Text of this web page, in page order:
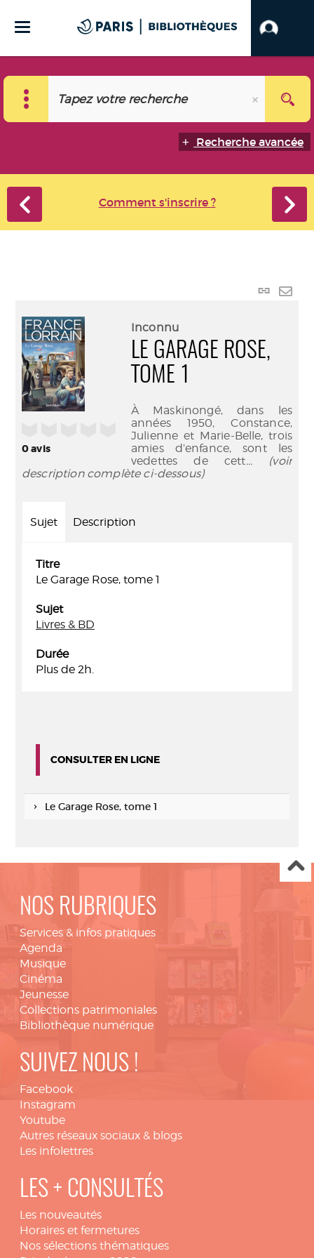
Recherche avancée
Comment s'inscrire ?
Lien
0avis
Inconnu
LE GARAGE ROSE,
TOME 1
À Maskinongé, dans les
années 1950, Constance,
Julienne et Marie-Belle, trois
amies d’enfance, sont les
vedettes de cett... (voir
description complète ci-dessous)
Sujet Description
Titre
Le Garage Rose, tome 1
Sujet
Livres & BD
Durée
Plus de 2h.
CONSULTER EN LIGNE
Le Garage Rose, tome 1
NOS RUBRIQUES
Services & infos pratiques
Agenda
Musique
Cinéma
Jeunesse
Collections patrimoniales
Bibliothèque numérique
SUIVEZ NOUS !
Facebook
Instagram
Youtube
Autres réseaux sociaux & blogs
Les infolettres
LES + CONSULTÉS
Les nouveautés
Horaires et fermetures
Nos sélections thématiques